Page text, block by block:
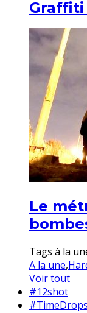
Graffiti
Le
Tags à la
A la une,
Voir tout
#12shot
#TimeDrops